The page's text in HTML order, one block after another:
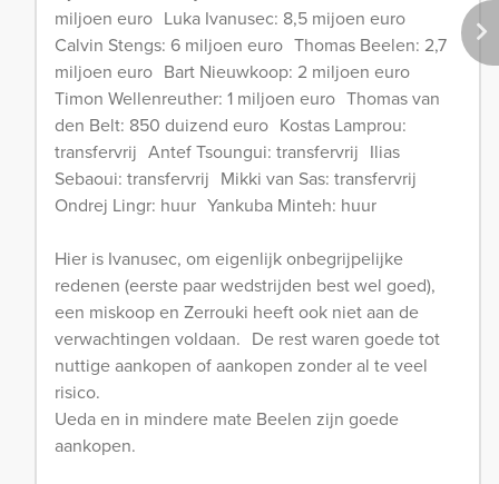
miljoen euro Luka Ivanusec: 8,5 mijoen euro
Calvin Stengs: 6 miljoen euro Thomas Beelen: 2,7
miljoen euro Bart Nieuwkoop: 2 miljoen euro
Timon Wellenreuther: 1 miljoen euro Thomas van
den Belt: 850 duizend euro Kostas Lamprou:
transfervrij Antef Tsoungui: transfervrij Ilias
Sebaoui: transfervrij Mikki van Sas: transfervrij
Ondrej Lingr: huur Yankuba Minteh: huur
Hier is Ivanusec, om eigenlijk onbegrijpelijke
redenen (eerste paar wedstrijden best wel goed),
een miskoop en Zerrouki heeft ook niet aan de
verwachtingen voldaan. De rest waren goede tot
nuttige aankopen of aankopen zonder al te veel
risico.
Ueda en in mindere mate Beelen zijn goede
aankopen.